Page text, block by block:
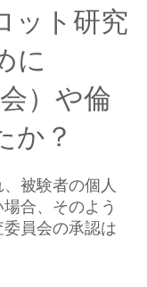
ット研究
に
）や倫
か？
被験者の個人
合、そのよう
員会の承認は